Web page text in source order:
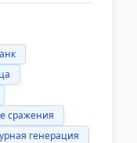
сражения
генерация